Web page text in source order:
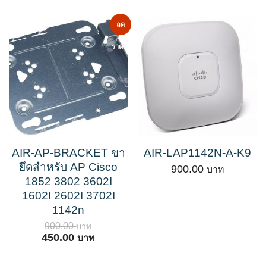
ลด
ราคา!
AIR-AP-BRACKET ขา
ยึดสำหรับ AP Cisco
1852 3802 3602I
1602I 2602I 3702I
1142n
900.00
Original
450.00
AIR-LAP1142N-A-K9
900.00